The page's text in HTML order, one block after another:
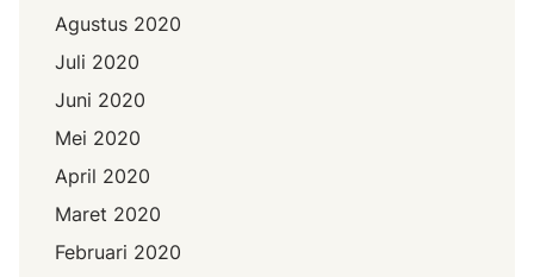
Agustus 2020
Juli 2020
Juni 2020
Mei 2020
April 2020
Maret 2020
Februari 2020